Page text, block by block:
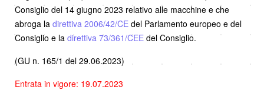
Consiglio del 14 giugno 2023 relativo alle macchine e che
abroga la direttiva 2006/42/CE del Parlamento europeo e del
Consiglio e la direttiva 73/361/CEE del Consiglio.
(GU n. 165/1 del 29.06.2023)
Entrata in vigore: 19.07.2023